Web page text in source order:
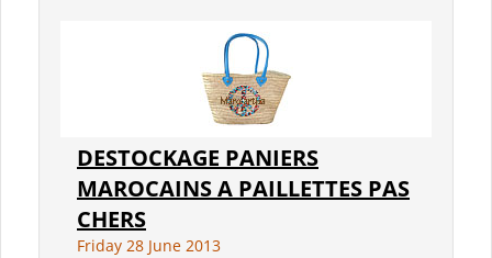
DESTOCKAGE PANIERS
MAROCAINS A PAILLETTES PAS
CHERS
Friday 28 June 2013